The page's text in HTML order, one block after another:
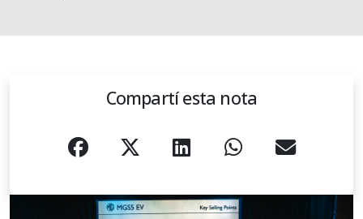
Compartí esta nota